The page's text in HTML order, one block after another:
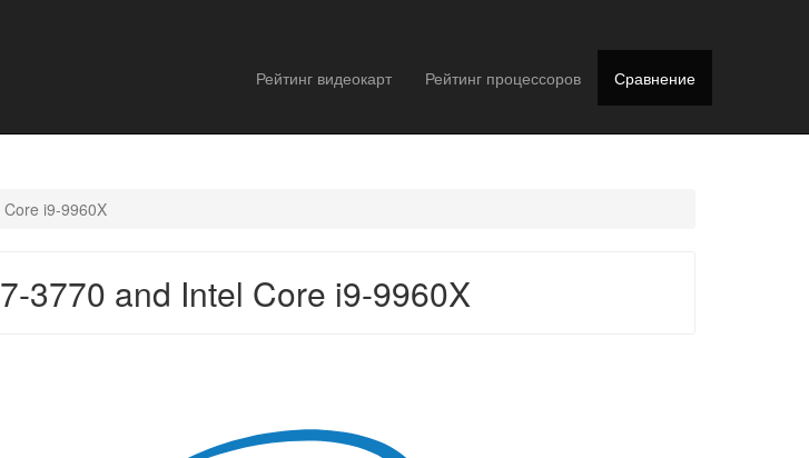
Рейтинг видеокарт Рейтинг процессоров Сравнение
i9-9960X
3770 and Intel Core i9-9960X